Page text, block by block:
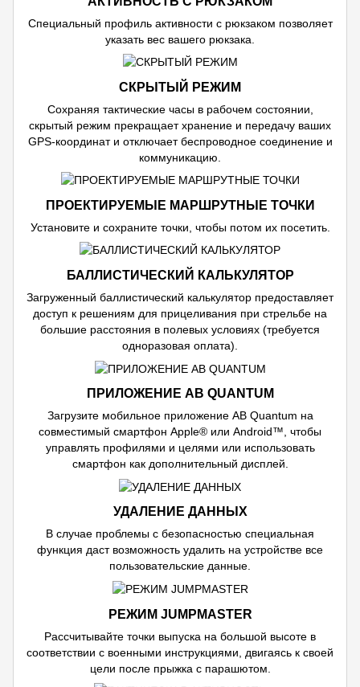
Специальный профиль активности с рюкзаком позволяет
указать вес вашего рюкзака.
СКРЫТЫЙ РЕЖИМ
Сохраняя тактические часы в рабочем состоянии,
скрытый режим прекращает хранение и передачу ваших
GPS-координат и отключает беспроводное соединение и
коммуникацию.
ПРОЕКТИРУЕМЫЕ МАРШРУТНЫЕ ТОЧКИ
Установите и сохраните точки, чтобы потом их посетить.
БАЛЛИСТИЧЕСКИЙ КАЛЬКУЛЯТОР
Загруженный баллистический калькулятор предоставляет
доступ к решениям для прицеливания при стрельбе на
большие расстояния в полевых условиях (требуется
одноразовая оплата).
ПРИЛОЖЕНИЕ AB QUANTUM
Загрузите мобильное приложение AB Quantum на
совместимый смартфон Apple® или Android™, чтобы
управлять профилями и целями или использовать
смартфон как дополнительный дисплей.
УДАЛЕНИЕ ДАННЫХ
В случае проблемы с безопасностью специальная
функция даст возможность удалить на устройстве все
пользовательские данные.
РЕЖИМ JUMPMASTER
Рассчитывайте точки выпуска на большой высоте в
соответствии с военными инструкциями, двигаясь к своей
цели после прыжка с парашютом.